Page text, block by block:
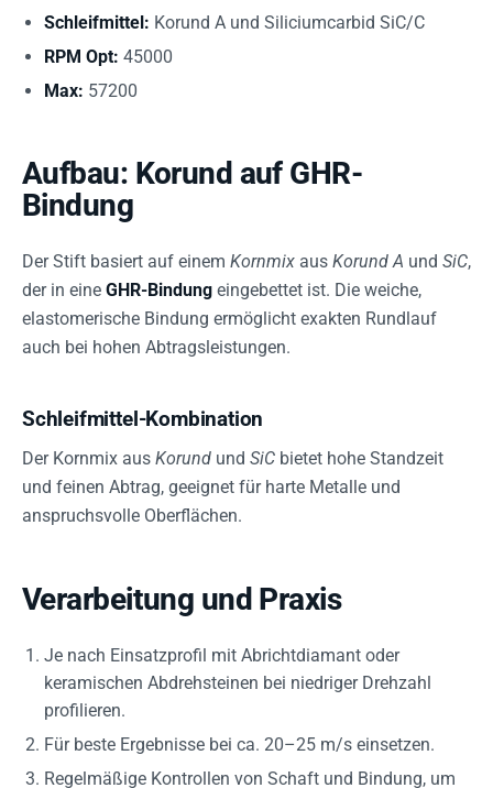
Schleifmittel: Korund A und Siliciumcarbid SiC/C
RPM Opt: 45000
Max: 57200
Aufbau: Korund auf GHR-
Bindung
Der Stift basiert auf einem Kornmix aus Korund A und SiC,
der in eine GHR-Bindung eingebettet ist. Die weiche,
elastomerische Bindung ermöglicht exakten Rundlauf
auch bei hohen Abtragsleistungen.
Schleifmittel-Kombination
Der Kornmix aus Korund und SiC bietet hohe Standzeit
und feinen Abtrag, geeignet für harte Metalle und
anspruchsvolle Oberflächen.
Verarbeitung und Praxis
Je nach Einsatzprofil mit Abrichtdiamant oder
keramischen Abdrehsteinen bei niedriger Drehzahl
profilieren.
Für beste Ergebnisse bei ca. 20–25 m/s einsetzen.
Regelmäßige Kontrollen von Schaft und Bindung, um